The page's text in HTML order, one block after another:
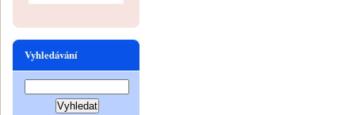
Vyhledávání